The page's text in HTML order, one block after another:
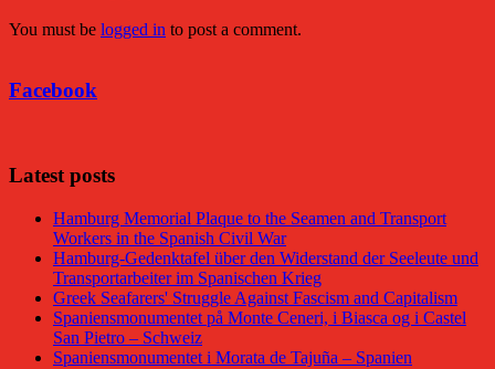
You must be logged in to post a comment.
Facebook
Latest posts
Hamburg Memorial Plaque to the Seamen and Transport
Workers in the Spanish Civil War
Hamburg-Gedenktafel über den Widerstand der Seeleute und
Transportarbeiter im Spanischen Krieg
Greek Seafarers' Struggle Against Fascism and Capitalism
Spaniensmonumentet på Monte Ceneri, i Biasca og i Castel
San Pietro – Schweiz
Spaniensmonumentet i Morata de Tajuña – Spanien